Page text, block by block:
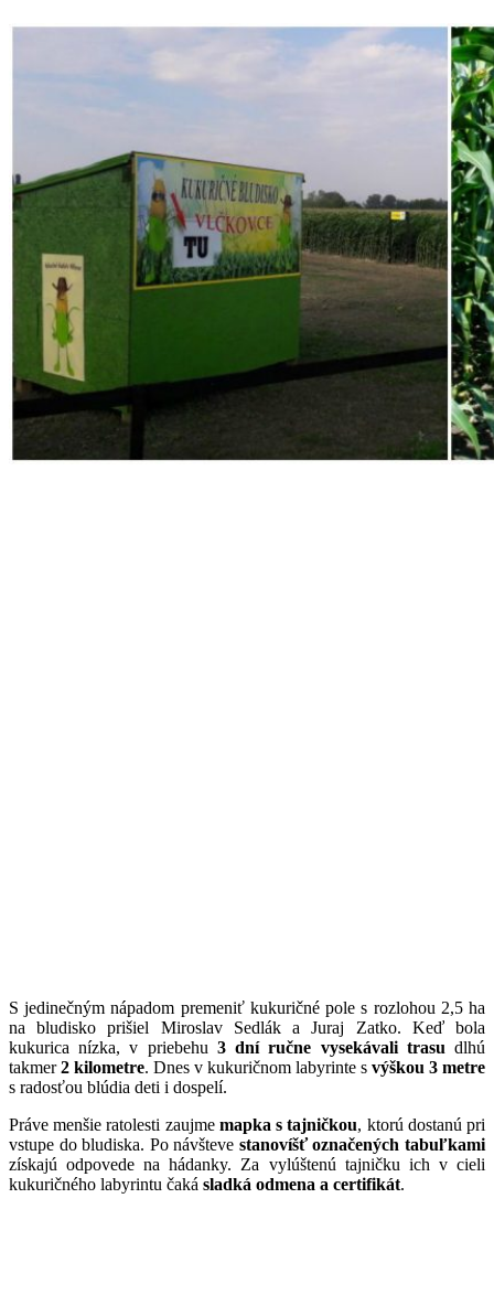
S jedinečným nápadom premeniť kukuričné pole s rozlohou 2,5 ha
na bludisko prišiel Miroslav Sedlák a Juraj Zatko. Keď bola
kukurica nízka, v priebehu 3 dní ručne vysekávali trasudlhú
takmer2 kilometre. Dnes v kukuričnom labyrinte s výškou 3 metre
s radosťou blúdia deti i dospelí.
Práve menšie ratolesti zaujme mapka s tajničkou, ktorú dostanú pri
vstupe do bludiska. Po návšteve stanovíšť označených tabuľkami
získajú odpovede na hádanky. Za vylúštenú tajničku ich v cieli
kukuričného labyrintu čaká sladká odmena a certifikát.